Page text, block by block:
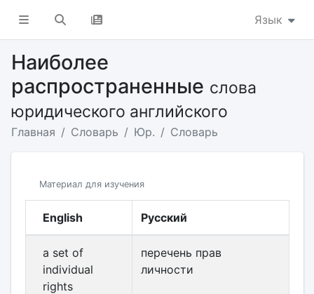
Язык
Наиболее
распространенные слова
юридического английского
Главная Словарь Юр. Словарь
Материал для изучения
English Русский
a set of
individual
rights
перечень прав
личности